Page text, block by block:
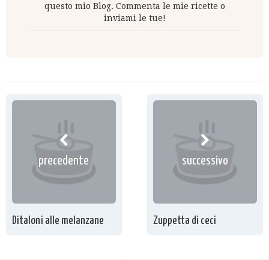
questo mio Blog. Commenta le mie ricette o
inviami le tue!
precedente
Ditaloni alle melanzane
successivo
Zuppetta di ceci